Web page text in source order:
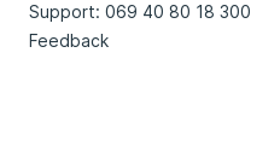
Support: 069 40 80 18 300
Feedback